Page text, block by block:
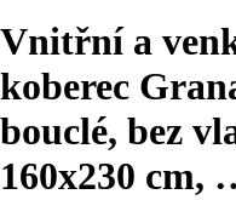
Vnitřní a
koberec
bouclé, bez
160x230 cm,